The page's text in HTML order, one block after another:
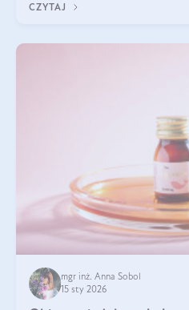
kryteria wyboru!
CZYTAJ
mgr inż. Anna Sobol
15 sty 2026